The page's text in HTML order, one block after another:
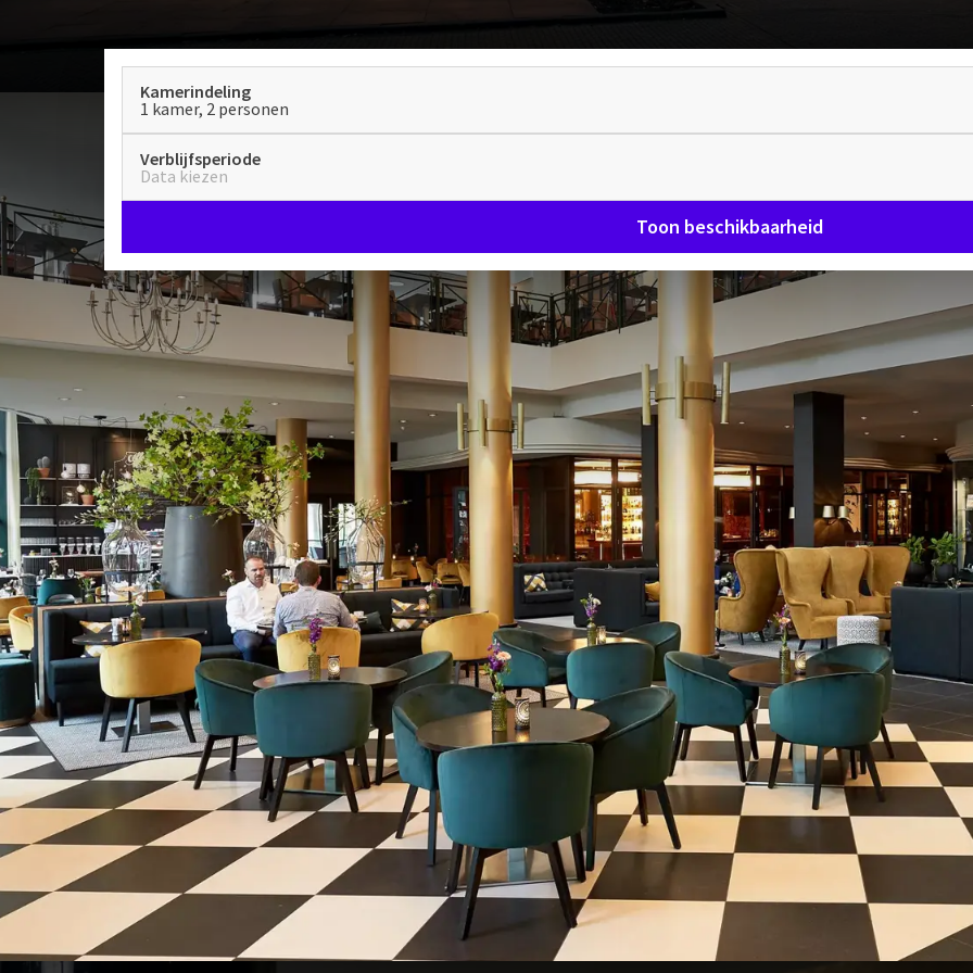
Kamerindeling
1 kamer, 2 personen
Verblijfsperiode
Data kiezen
Toon beschikbaarheid
Welkom bij Van der Valk
VERRASSEND VANZELFSPREKEND
Kom genieten van een onvergetelijk verblijf bij Van der Valk Theaterhotel
196 comfortabele hotelkamers, waaronder sfeervolle suites met moderne
bijzondere van dit hotel is dat het theater zich direct in het gebouw bevindt,
kunt genieten van een culturele avond zonder het hotel te
Veelzijdig dineren
Twee verschillende restaurants én een bar en brasserie.
Kom tot rust in onze wellness
Geniet van onze sauna, het zwembad, het Turks stoombad en onze gym.
Onbegrensde mogelijkheden
12 multifunctionele vergader- en feestzalen. Mogelijkheden van 2 tot meer dan 800 personen.
Boutique bowling en meer
Ontdek onze boutique bowlingbanen, privé-bioscopen, karaokeruimtes en meer.
Fantastisch beoordeeld
Uit 498 betrouwbare beoordelingen